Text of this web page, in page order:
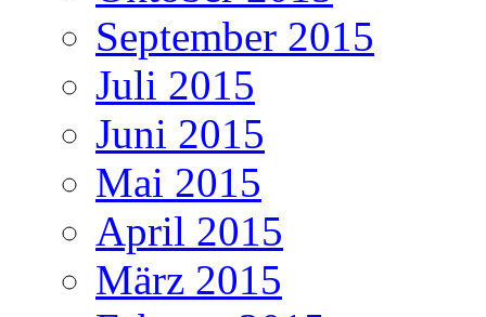
September 2015
Juli 2015
Juni 2015
Mai 2015
April 2015
März 2015